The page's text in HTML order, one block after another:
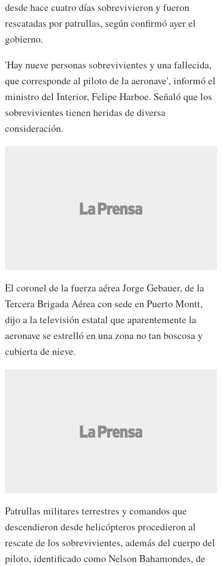
desde hace cuatro días sobrevivieron y fueron
rescatadas por patrullas, según confirmó ayer el
gobierno.
'Hay nueve personas sobrevivientes y una fallecida,
que corresponde al piloto de la aeronave', informó el
ministro del Interior, Felipe Harboe. Señaló que los
sobrevivientes tienen heridas de diversa
consideración.
El coronel de la fuerza aérea Jorge Gebauer, de la
Tercera Brigada Aérea con sede en Puerto Montt,
dijo a la televisión estatal que aparentemente la
aeronave se estrelló en una zona no tan boscosa y
cubierta de nieve.
Patrullas militares terrestres y comandos que
descendieron desde helicópteros procedieron al
rescate de los sobrevivientes, además del cuerpo del
piloto, identificado como Nelson Bahamondes, de